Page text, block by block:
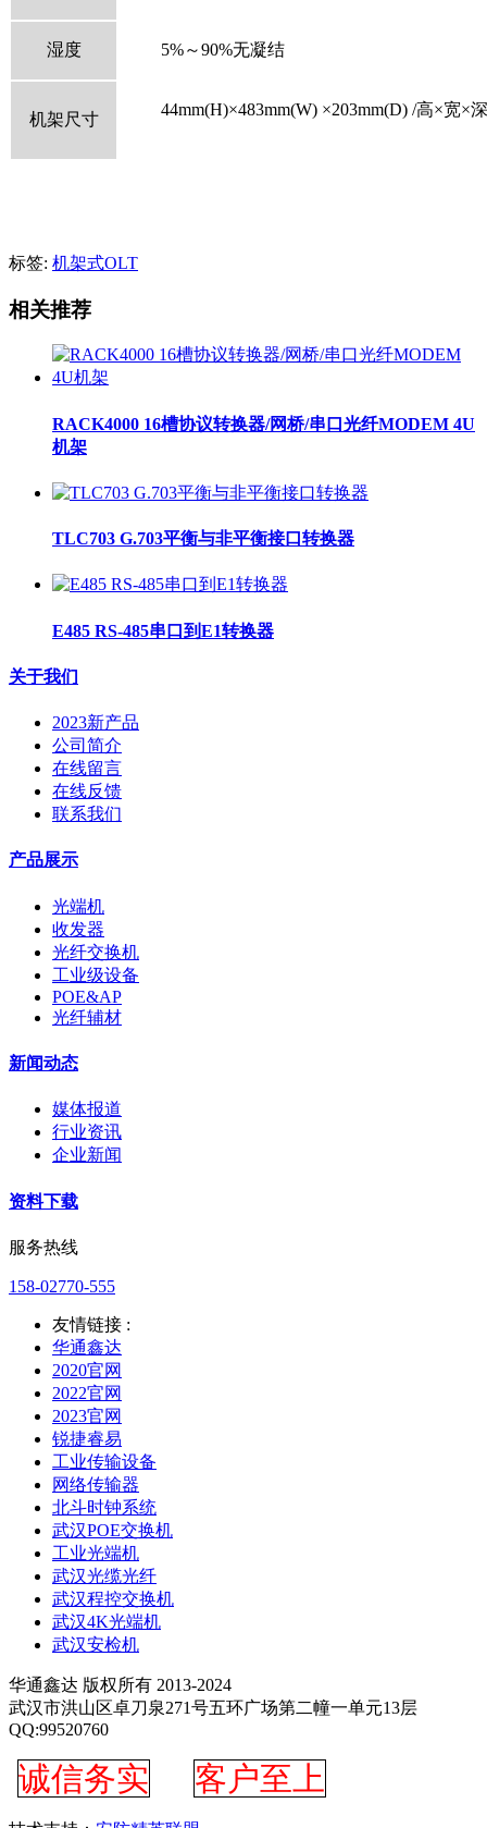
湿度 5%～90%无凝结
机架尺寸
44mm(H)×483mm(W) ×203mm(D) /高×宽×深
标签: 机架式OLT
相关推荐
RACK4000 16槽协议转换器/网桥/串口光纤MODEM 4U
机架
TLC703 G.703平衡与非平衡接口转换器
E485 RS-485串口到E1转换器
关于我们
2023新产品
公司简介
在线留言
在线反馈
联系我们
产品展示
光端机
收发器
光纤交换机
工业级设备
POE&AP
光纤辅材
新闻动态
媒体报道
行业资讯
企业新闻
资料下载
服务热线
158-02770-555
友情链接 :
华通鑫达
2020官网
2022官网
2023官网
锐捷睿易
工业传输设备
网络传输器
北斗时钟系统
武汉POE交换机
工业光端机
武汉光缆光纤
武汉程控交换机
武汉4K光端机
武汉安检机
华通鑫达 版权所有 2013-2024
武汉市洪山区卓刀泉271号五环广场第二幢一单元13层
QQ:99520760
诚信务实 客户至上